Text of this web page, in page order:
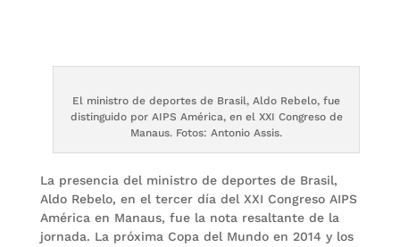
El ministro de deportes de Brasil, Aldo Rebelo, fue
distinguido por AIPS América, en el XXI Congreso de
Manaus. Fotos: Antonio Assis.
La presencia del ministro de deportes de Brasil,
Aldo Rebelo, en el tercer día del XXI Congreso AIPS
América en Manaus, fue la nota resaltante de la
jornada. La próxima Copa del Mundo en 2014 y los